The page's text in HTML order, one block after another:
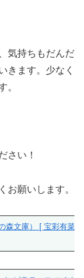
気持ちもだんだ
きます。少なく
。
さい！
お願いします。
森文庫） [ 宝彩有菜 ]